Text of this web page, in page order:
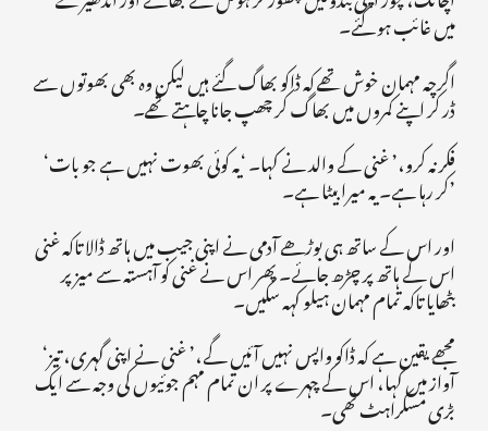
میں غائب ہو گئے۔
اگرچہ مہمان خوش تھے کہ ڈاکو بھاگ گئے ہیں لیکن وہ بھی بھوتوں سے
ڈر کر اپنے کمروں میں بھاگ کر چھپ جانا چاہتے تھے۔
‘فکر نہ کرو،’ غنی کے والد نے کہا۔ ‘یہ کوئی بھوت نہیں ہے جو بات
کر رہا ہے۔ یہ میرا بیٹا ہے۔’
اور اس کے ساتھ ہی بوڑھے آدمی نے اپنی جیب میں ہاتھ ڈالا تاکہ غنی
اس کے ہاتھ پر چڑھ جائے۔ پھر اس نے غنی کو آہستہ سے میز پر
بٹھایا تاکہ تمام مہمان ہیلو کہہ سکیں۔
‘مجھے یقین ہے کہ ڈاکو واپس نہیں آئیں گے،’ غنی نے اپنی گہری، تیز
آواز میں کہا، اس کے چہرے پر ان تمام مہم جوئیوں کی وجہ سے ایک
بڑی مسکراہٹ تھی۔